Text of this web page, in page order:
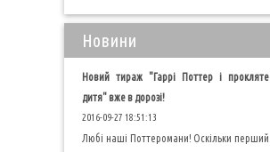
Новини
Новий тираж "Гаррі Поттер і прокляте
дитя" вже в дорозі!
2016-09-27 18:51:13
Любі наші Поттеромани! Оскільки перший